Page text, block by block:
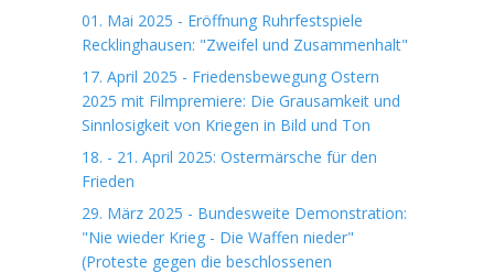
01. Mai 2025 - Eröffnung Ruhrfestspiele
Recklinghausen: "Zweifel und Zusammenhalt"
17. April 2025 - Friedensbewegung Ostern
2025 mit Filmpremiere: Die Grausamkeit und
Sinnlosigkeit von Kriegen in Bild und Ton
18. - 21. April 2025: Ostermärsche für den
Frieden
29. März 2025 - Bundesweite Demonstration:
"Nie wieder Krieg - Die Waffen nieder"
(Proteste gegen die beschlossenen